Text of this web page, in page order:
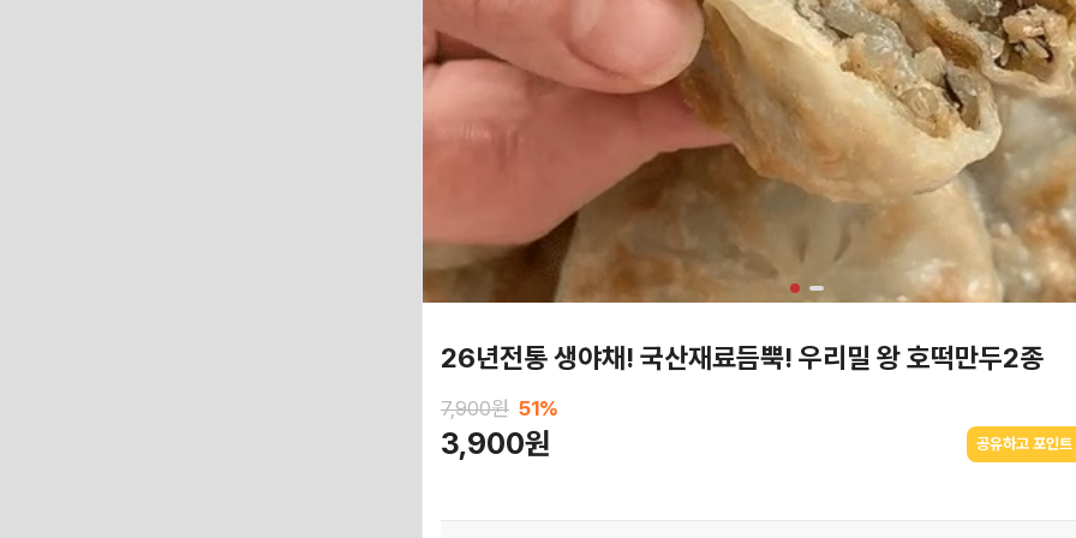
26년전통 생야채! 국산재료듬뿍! 우리밀 왕 호떡만두2종
7,900원 51%
3,900원 공유하고 포인